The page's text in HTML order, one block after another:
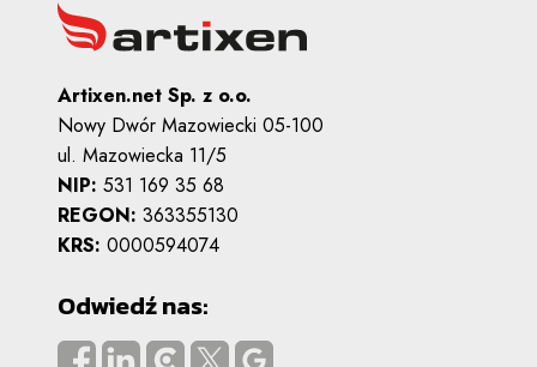
Artixen.net Sp. z o.o.
Nowy Dwór Mazowiecki 05-100
ul. Mazowiecka 11/5
NIP: 531 169 35 68
REGON: 363355130
KRS: 0000594074
Odwiedź nas: